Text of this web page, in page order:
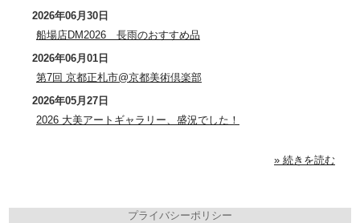
2026年06月30日
船場店DM2026 長雨のおすすめ品
2026年06月01日
第7回 京都正札市@京都美術倶楽部
2026年05月27日
2026 大美アートギャラリー、盛況でした！
» 続きを読む
プライバシーポリシー